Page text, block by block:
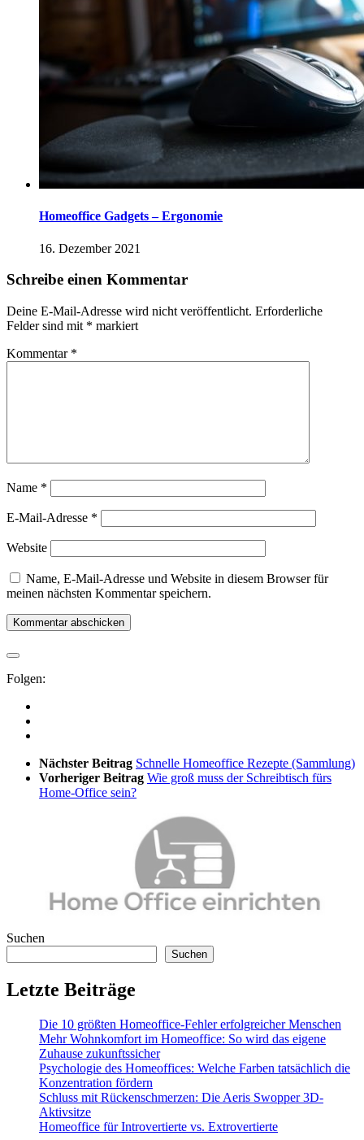
Homeoffice Gadgets – Ergonomie
16. Dezember 2021
Schreibe einen Kommentar
Deine E-Mail-Adresse wird nicht veröffentlicht. Erforderliche
Felder sind mit * markiert
Kommentar *
Name *
E-Mail-Adresse *
Website
Name, E-Mail-Adresse und Website in diesem Browser für
meinen nächsten Kommentar speichern.
Folgen:
Nächster Beitrag Schnelle Homeoffice Rezepte (Sammlung)
Vorheriger Beitrag Wie groß muss der Schreibtisch fürs
Home-Office sein?
Suchen
Suchen
Letzte Beiträge
Die 10 größten Homeoffice-Fehler erfolgreicher Menschen
Mehr Wohnkomfort im Homeoffice: So wird das eigene
Zuhause zukunftssicher
Psychologie des Homeoffices: Welche Farben tatsächlich die
Konzentration fördern
Schluss mit Rückenschmerzen: Die Aeris Swopper 3D-
Aktivsitze
Homeoffice für Introvertierte vs. Extrovertierte